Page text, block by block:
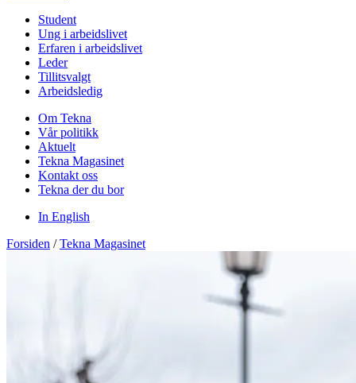
Student
Ung i arbeidslivet
Erfaren i arbeidslivet
Leder
Tillitsvalgt
Arbeidsledig
Om Tekna
Vår politikk
Aktuelt
Tekna Magasinet
Kontakt oss
Tekna der du bor
In English
Forsiden / Tekna Magasinet